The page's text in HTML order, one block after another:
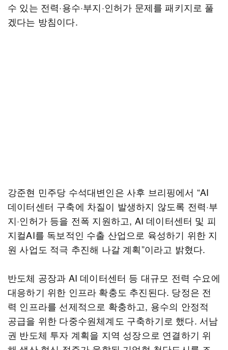
수 있는 전력·용수·부지·인허가 문제를 패키지로 풀
겠다는 방침이다.
강준현 민주당 수석대변인은 사후 브리핑에서 “AI
데이터센터 구축에 차질이 발생하지 않도록 전력·부
지·인허가 등을 전폭 지원하고, AI 데이터센터 및 피
지컬AI를 독보적인 수출 산업으로 육성하기 위한 지
원 사업도 적극 추진해 나갈 계획”이라고 밝혔다.
반도체 공장과 AI 데이터센터 등 대규모 전력 수요에
대응하기 위한 인프라 확충도 추진된다. 당정은 전
력 인프라를 선제적으로 확충하고, 용수의 안정적
공급을 위한 다중수원체계도 구축하기로 했다. 서남
권 반도체 투자 계획을 지역 성장으로 연결하기 위